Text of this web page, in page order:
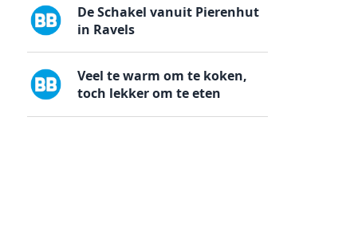
De Schakel vanuit Pierenhut
in Ravels
Veel te warm om te koken,
toch lekker om te eten